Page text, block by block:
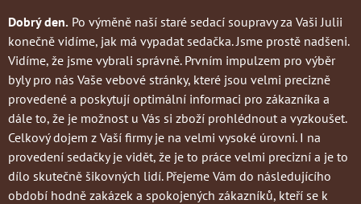
Dobrý den. Po výměně naší staré sedací soupravy za Vaši Julii
konečně vidíme, jak má vypadat sedačka. Jsme prostě nadšeni.
Vidíme, že jsme vybrali správně. Prvním impulzem pro výběr
byly pro nás Vaše vebové stránky, které jsou velmi precizně
provedené a poskytují optimální informaci pro zákazníka a
dále to, že je možnost u Vás si zboží prohlédnout a vyzkoušet.
Celkový dojem z Vaší firmy je na velmi vysoké úrovni. I na
provedení sedačky je vidět, že je to práce velmi precizní a je to
dílo skutečně šikovných lidí. Přejeme Vám do následujícího
období hodně zakázek a spokojených zákazníků, kteří se k